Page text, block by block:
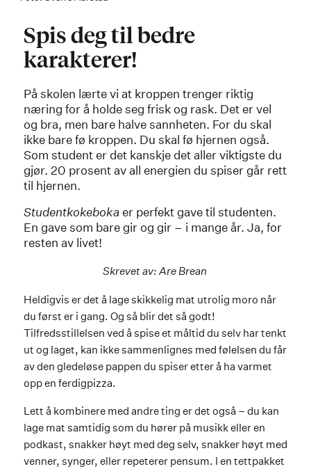
Spis deg til bedre
karakterer!
På skolen lærte vi at kroppen trenger riktig
næring for å holde seg frisk og rask. Det er vel
og bra, men bare halve sannheten. For du skal
ikke bare fø kroppen. Du skal fø hjernen også.
Som student er det kanskje det aller viktigste du
gjør. 20 prosent av all energien du spiser går rett
til hjernen.
Studentkokeboka er perfekt gave til studenten.
En gave som bare gir og gir – i mange år. Ja, for
resten av livet!
Skrevet av: Are Brean
Heldigvis er det å lage skikkelig mat utrolig moro når
du først er i gang. Og så blir det så godt!
Tilfredsstillelsen ved å spise et måltid du selv har tenkt
ut og laget, kan ikke sammenlignes med følelsen du får
av den gledeløse pappen du spiser etter å ha varmet
opp en ferdigpizza.
Lett å kombinere med andre ting er det også – du kan
lage mat samtidig som du hører på musikk eller en
podkast, snakker høyt med deg selv, snakker høyt med
venner, synger, eller repeterer pensum. I en tettpakket